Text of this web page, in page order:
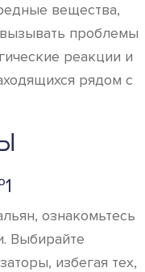
вещества,
проблемы
реакции и
рядом с
ознакомьтесь
Выбирайте
избегая тех,